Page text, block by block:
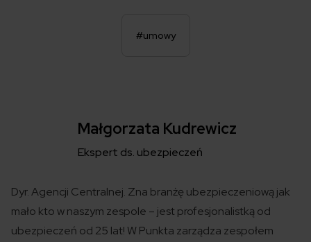
#umowy
Małgorzata Kudrewicz
Ekspert ds. ubezpieczeń
Dyr. Agencji Centralnej. Zna branżę ubezpieczeniową jak
mało kto w naszym zespole – jest profesjonalistką od
ubezpieczeń od 25 lat! W Punkta zarządza zespołem